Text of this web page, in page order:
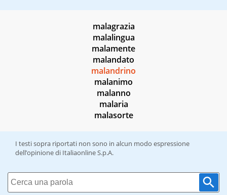
malagrazia
malalingua
malamente
malandato
malandrino
malanimo
malanno
malaria
malasorte
I testi sopra riportati non sono in alcun modo espressione
dell’opinione di Italiaonline S.p.A.